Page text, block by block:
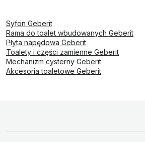
Syfon Geberit
Rama do toalet wbudowanych Geberit
Płyta napędowa Geberit
Toalety i części zamienne Geberit
Mechanizm cysterny Geberit
Akcesoria toaletowe Geberit